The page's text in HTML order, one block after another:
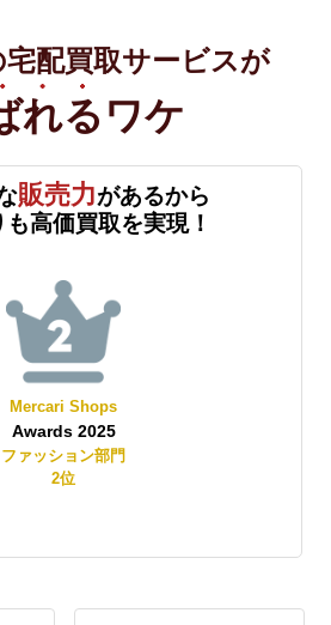
配買取サービスが
れる ワケ
販売力があるから
高価買取を実現！
Mercari Shops
Awards 2025
ファッション部門
2位